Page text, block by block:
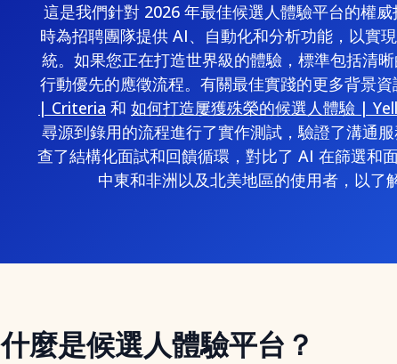
這是我們針對 2026 年最佳候選人體驗平台的權
時為招聘團隊提供 AI、自動化和分析功能，以實
統。如果您正在打造世界級的體驗，標準包括清
行動優先的應徵流程。有關最佳實踐的更多背景
| Criteria 和 如何打造屢獲殊榮的候選人體驗 |
尋源到錄用的流程進行了實作測試，驗證了溝通
查了結構化面試和回饋循環，對比了 AI 在篩選和
中東和非洲以及北美地區的使用者，以了
什麼是候選人體驗平台？